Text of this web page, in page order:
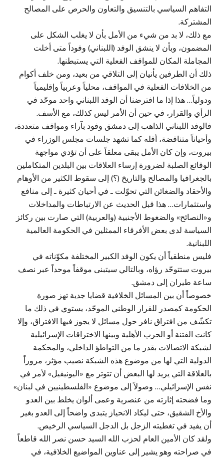
التفاهم السياسي بالتنسيق والتعاون والحرص على المصالح
المشتركة.
مع ذلك، لا بد من شيء من الأمل بأن لا يغلب الشكل على
المضمون، وبأن لا ينشق الوفد (اللبناني) وفوداً متى أخلت
المجاملة المكان للمواقف الفعلية التي يستبطنها.
ذلك أن الطرفين يأنيان إلى التلاقي من بعيد، ومن خلف أكوام
من الخلافات الفعلية في المواقف، محلياً وعربياً وإقليمياً
ودولياً… هذا إذا ما افترضنا أن الوفد اللبناني واحد موحّد في
الرأي والقرار، في حين أن الأمر ليس كذلك، مع الأسف.
فالوفد اللبناني الذاهب إلى دمشق وفود بآراء ومواقف متعددة،
وأحياناً متناقضة، أقله كما تشهد جلسات مجلس الوزراء في
بيروت، وإن كان الأمل يبقى معلقاً على أن تؤدي مواجهة
الوقائع الصلبة لضرورة إرساء العلاقات بين البلدين المتكاملين
بالجغرافيا والمصالح والتاريخ (؟) إلى سقوط الكثير من الأوهام
والأحقاد والضغائن التي تحوّلت ـ في أحيان كثيرة ـ إلى منافع
واستثمارات… هذا قبل الحديث عن الارتباطات والمداخلات
و«النصائح» والضغوط الأجنبية (والعربية) التي صارت بين ركائز
السياسة لدى بعض الأفرقاء الممثلين في الحكومة العالمية
اللبنانية.
فليس منطقياً أن يكون الوفد الكبير المختلفة مكوّناته في
بيروت ستتوحّد رؤاه، وبالتالي سيتبنى موقفاً موحداً عبر نصف
ساعة طيران إلى دمشق.
خصوصاً أن بين المسائل الخلافية قضايا جدية تهز صورة
الحكومة كمصدر للقرار الوطني الموحّد، يستوي في ذلك ما
تكشّف من افتراق نافر حول مسائل لا يجوز فيها الافتراق، وإلا
كانت الفتنة أو الحرب الأهلية وبينها الاختراقات الإسرائيلية
لشبكة الاتصالات بقدر ما من التواطؤ الداخلي، والمحكمة
الدولية التي لها من موضوع هذه الشبكة نصيب مؤثر، مروراً
بالعلاقة التي يريد لها البعض أن تتوتر مع «اليونيفيل» لأمر في
نفس الإسرائيلي… وصولاً إلى موضوع «الفلسطينيين في لبنان»
وما فضحته إثارته من عنصرية وعمى ألوان يخلط بين العدو
والأخ الشقيق، حتى ليكاد الانحياز يتبدى واضحاً إلى العدو بغير
أن يفيد في تغطيته الزجل بل الدجل السياسي الرخيص.
ولقد كان الأمين العام لحزب الله السيد حسن نصر الله قاطعاً
في صراحته وهو يشير إلى عناوين المواضيع الخلافية، في